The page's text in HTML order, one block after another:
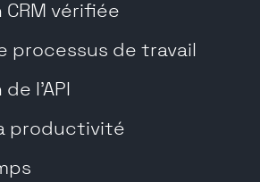
vérifiée
processus de travail
l'API
productivité